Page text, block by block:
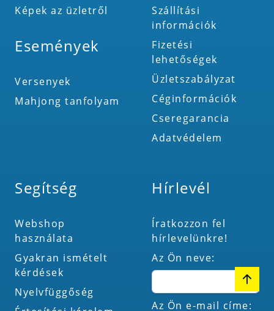
Képek az üzletről
Események
Versenyek
Mahjong tanfolyam
Szállítási
információk
Fizetési
lehetőségek
Üzletszabályzat
Céginformációk
Cseregarancia
Adatvédelem
Segítség
Webshop
használata
Gyakran ismételt
kérdések
Nyelvfüggőség
Hírlevél
Íratkozzon fel
hírlevelünkre!
Az Ön neve:
Az Ön e-mail címe: